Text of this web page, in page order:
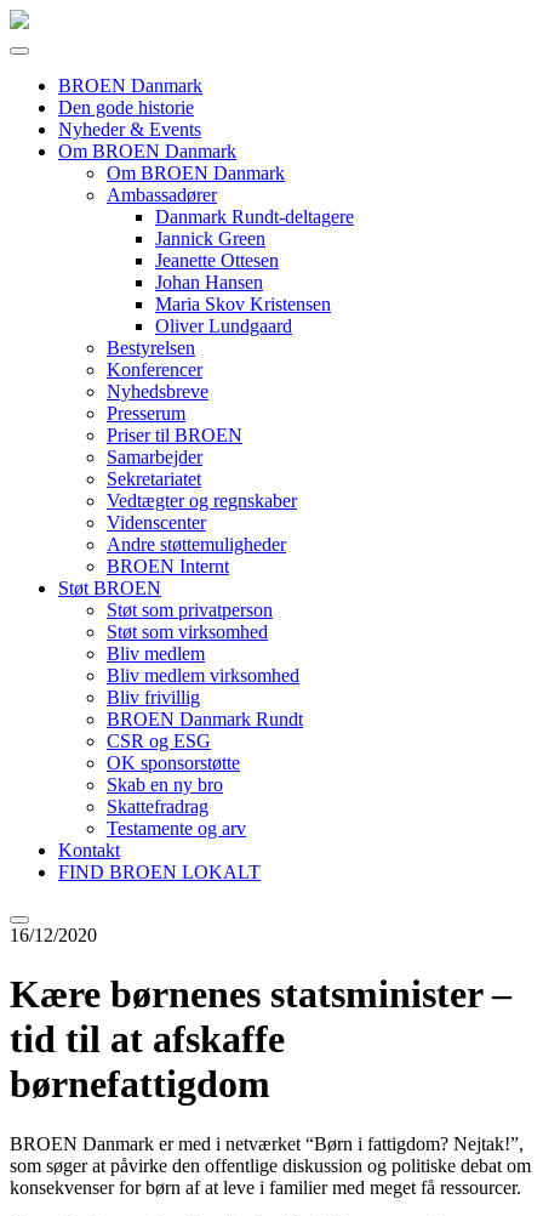
BROEN Danmark
Den gode historie
Nyheder & Events
Om BROEN Danmark
Om BROEN Danmark
Ambassadører
Danmark Rundt-deltagere
Jannick Green
Jeanette Ottesen
Johan Hansen
Maria Skov Kristensen
Oliver Lundgaard
Bestyrelsen
Konferencer
Nyhedsbreve
Presserum
Priser til BROEN
Samarbejder
Sekretariatet
Vedtægter og regnskaber
Videnscenter
Andre støttemuligheder
BROEN Internt
Støt BROEN
Støt som privatperson
Støt som virksomhed
Bliv medlem
Bliv medlem virksomhed
Bliv frivillig
BROEN Danmark Rundt
CSR og ESG
OK sponsorstøtte
Skab en ny bro
Skattefradrag
Testamente og arv
Kontakt
FIND BROEN LOKALT
16/12/2020
Kære børnenes statsminister –
tid til at afskaffe
børnefattigdom
BROEN Danmark er med i netværket “Børn i fattigdom? Nejtak!”,
som søger at påvirke den offentlige diskussion og politiske debat om
konsekvenser for børn af at leve i familier med meget få ressourcer.